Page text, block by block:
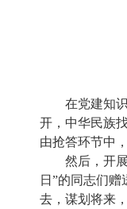
在党建知
开， 中华民族
由抢答环节中
然后，开
日”的同志们赠
去，谋划将来